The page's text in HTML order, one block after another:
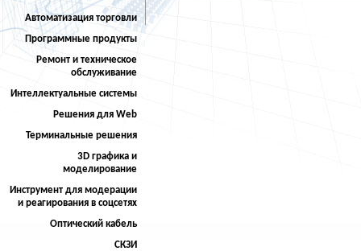
Автоматизация торговли
Программные продукты
Ремонт и техническое
обслуживание
Интеллектуальные системы
Решения для Web
Терминальные решения
3D графика и
моделирование
Инструмент для модерации
и реагирования в соцсетях
Оптический кабель
СКЗИ